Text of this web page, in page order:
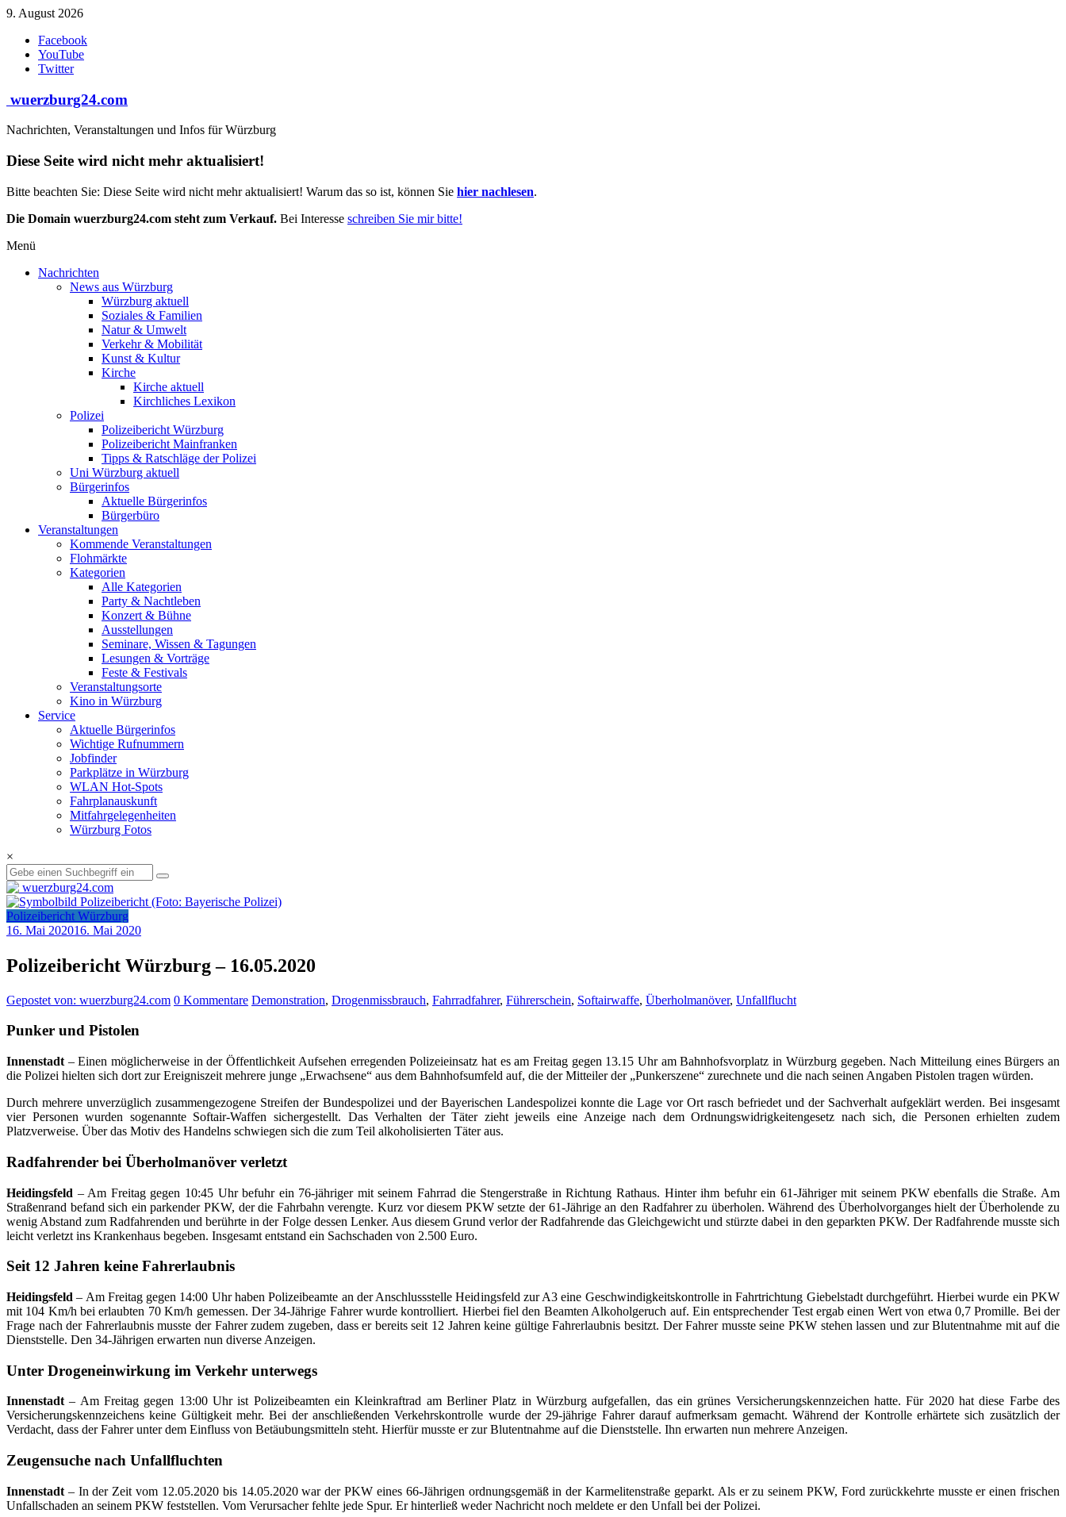
Zum
springen
9. August 2026
Facebook
YouTube
Twitter
wuerzburg24.com
Nachrichten, Veranstaltungen und Infos für Würzburg
Diese Seite wird nicht mehr aktualisiert!
Bitte beachten Sie: Diese Seite wird nicht mehr aktualisiert! Warum das so ist, können Sie hier nachlesen.
Die Domain wuerzburg24.com steht zum Verkauf. Bei Interesse schreiben Sie mir bitte!
Menü
Nachrichten
News aus Würzburg
Würzburg aktuell
Soziales & Familien
Natur & Umwelt
Verkehr & Mobilität
Kunst & Kultur
Kirche
Kirche aktuell
Kirchliches Lexikon
Polizei
Polizeibericht Würzburg
Polizeibericht Mainfranken
Tipps & Ratschläge der Polizei
Uni Würzburg aktuell
Bürgerinfos
Aktuelle Bürgerinfos
Bürgerbüro
Veranstaltungen
Kommende Veranstaltungen
Flohmärkte
Kategorien
Alle Kategorien
Party & Nachtleben
Konzert & Bühne
Ausstellungen
Seminare, Wissen & Tagungen
Lesungen & Vorträge
Feste & Festivals
Veranstaltungsorte
Kino in Würzburg
Service
Aktuelle Bürgerinfos
Wichtige Rufnummern
Jobfinder
Parkplätze in Würzburg
WLAN Hot-Spots
Fahrplanauskunft
Mitfahrgelegenheiten
Würzburg Fotos
×
Polizeibericht Würzburg
16. Mai 202016. Mai 2020
Polizeibericht Würzburg – 16.05.2020
Gepostet von: wuerzburg24.com 0 Kommentare Demonstration, Drogenmissbrauch, Fahrradfahrer, Führerschein, Softairwaffe, Überholmanöver, Unfallflucht
Punker und Pistolen
Innenstadt – Einen möglicherweise in der Öffentlichkeit Aufsehen erregenden Polizeieinsatz hat es am Freitag gegen 13.15 Uhr am Bahnhofsvorplatz in Würzburg gegeben. Nach Mitteilung eines Bürgers an
die Polizei hielten sich dort zur Ereigniszeit mehrere junge „Erwachsene“ aus dem Bahnhofsumfeld auf, die der Mitteiler der „Punkerszene“ zurechnete und die nach seinen Angaben Pistolen tragen würden.
Durch mehrere unverzüglich zusammengezogene Streifen der Bundespolizei und der Bayerischen Landespolizei konnte die Lage vor Ort rasch befriedet und der Sachverhalt aufgeklärt werden. Bei insgesamt
vier Personen wurden sogenannte Softair-Waffen sichergestellt. Das Verhalten der Täter zieht jeweils eine Anzeige nach dem Ordnungswidrigkeitengesetz nach sich, die Personen erhielten zudem
Platzverweise. Über das Motiv des Handelns schwiegen sich die zum Teil alkoholisierten Täter aus.
Radfahrender bei Überholmanöver verletzt
Heidingsfeld – Am Freitag gegen 10:45 Uhr befuhr ein 76-jähriger mit seinem Fahrrad die Stengerstraße in Richtung Rathaus. Hinter ihm befuhr ein 61-Jähriger mit seinem PKW ebenfalls die Straße. Am
Straßenrand befand sich ein parkender PKW, der die Fahrbahn verengte. Kurz vor diesem PKW setzte der 61-Jährige an den Radfahrer zu überholen. Während des Überholvorganges hielt der Überholende zu
wenig Abstand zum Radfahrenden und berührte in der Folge dessen Lenker. Aus diesem Grund verlor der Radfahrende das Gleichgewicht und stürzte dabei in den geparkten PKW. Der Radfahrende musste sich
leicht verletzt ins Krankenhaus begeben. Insgesamt entstand ein Sachschaden von 2.500 Euro.
Seit 12 Jahren keine Fahrerlaubnis
Heidingsfeld – Am Freitag gegen 14:00 Uhr haben Polizeibeamte an der Anschlussstelle Heidingsfeld zur A3 eine Geschwindigkeitskontrolle in Fahrtrichtung Giebelstadt durchgeführt. Hierbei wurde ein PKW
mit 104 Km/h bei erlaubten 70 Km/h gemessen. Der 34-Jährige Fahrer wurde kontrolliert. Hierbei fiel den Beamten Alkoholgeruch auf. Ein entsprechender Test ergab einen Wert von etwa 0,7 Promille. Bei der
Frage nach der Fahrerlaubnis musste der Fahrer zudem zugeben, dass er bereits seit 12 Jahren keine gültige Fahrerlaubnis besitzt. Der Fahrer musste seine PKW stehen lassen und zur Blutentnahme mit auf die
Dienststelle. Den 34-Jährigen erwarten nun diverse Anzeigen.
Unter Drogeneinwirkung im Verkehr unterwegs
Innenstadt– Am Freitag gegen 13:00 Uhr ist Polizeibeamten ein Kleinkraftrad am Berliner Platz in Würzburg aufgefallen, das ein grünes Versicherungskennzeichen hatte. Für 2020 hat diese Farbe des
Versicherungskennzeichens keine Gültigkeit mehr. Bei der anschließenden Verkehrskontrolle wurde der 29-jährige Fahrer darauf aufmerksam gemacht. Während der Kontrolle erhärtete sich zusätzlich der
Verdacht, dass der Fahrer unter dem Einfluss von Betäubungsmitteln steht. Hierfür musste er zur Blutentnahme auf die Dienststelle. Ihn erwarten nun mehrere Anzeigen.
Zeugensuche nach Unfallfluchten
Innenstadt – In der Zeit vom 12.05.2020 bis 14.05.2020 war der PKW eines 66-Jährigen ordnungsgemäß in der Karmelitenstraße geparkt. Als er zu seinem PKW, Ford zurückkehrte musste er einen frischen
Unfallschaden an seinem PKW feststellen. Vom Verursacher fehlte jede Spur. Er hinterließ weder Nachricht noch meldete er den Unfall bei der Polizei.